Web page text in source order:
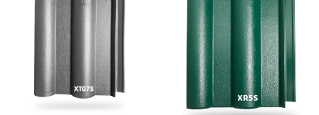
phù hợp với điều kiện khí hậu Việt Nam. Sản phẩm được chứng
nhận phù hợp với tiêu chuẩn Việt Nam TCVN 1453:1986
THÔNG SỐ NGÓI
CHÍNH DIC MẪU SẦN